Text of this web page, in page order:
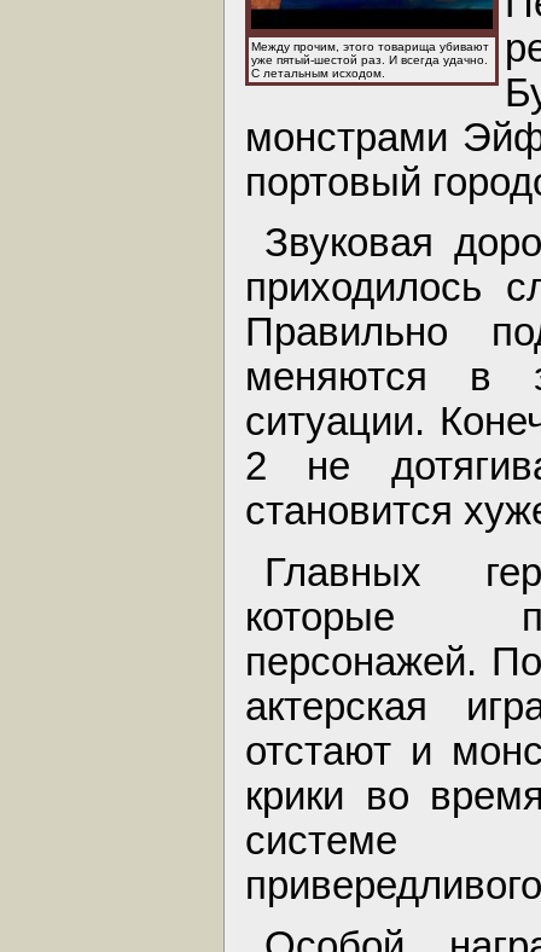
Между прочим, этого товарища убивают
уже пятый-шестой раз. И всегда удачно.
С летальным исходом.
монстрами
портовый
Звуковая
приходилось
Правильно
меняются в
ситуации.
2 не
становится
Главных
которые
персонажей.
актерская
отстают и
крики во
системе